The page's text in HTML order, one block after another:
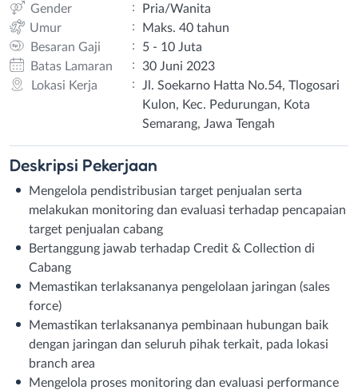
Gender
:
Pria/Wanita
Umur
:
Maks. 40 tahun
Besaran Gaji
:
5 - 10 Juta
Batas Lamaran
:
30 Juni 2023
Lokasi Kerja
:
Jl. Soekarno Hatta No.54, Tlogosari
Kulon, Kec. Pedurungan, Kota
Semarang, Jawa Tengah
Deskripsi Pekerjaan
Mengelola pendistribusian target penjualan serta
melakukan monitoring dan evaluasi terhadap pencapaian
target penjualan cabang
Bertanggung jawab terhadap Credit & Collection di
Cabang
Memastikan terlaksananya pengelolaan jaringan (sales
force)
Memastikan terlaksananya pembinaan hubungan baik
dengan jaringan dan seluruh pihak terkait, pada lokasi
branch area
Mengelola proses monitoring dan evaluasi performance